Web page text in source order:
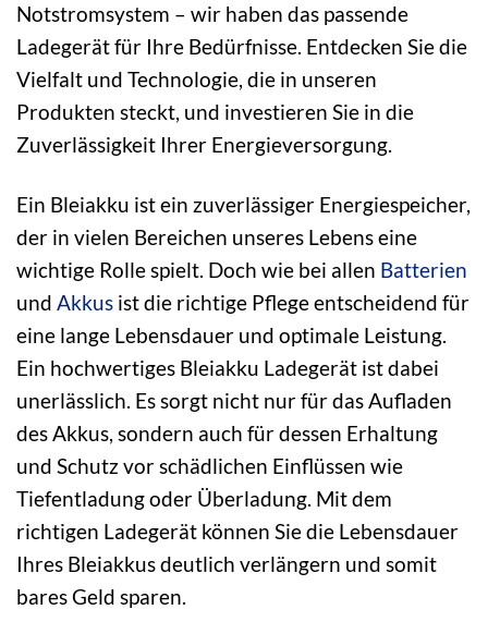
Notstromsystem – wir haben das passende
Ladegerät für Ihre Bedürfnisse. Entdecken Sie die
Vielfalt und Technologie, die in unseren
Produkten steckt, und investieren Sie in die
Zuverlässigkeit Ihrer Energieversorgung.
Ein Bleiakku ist ein zuverlässiger Energiespeicher,
der in vielen Bereichen unseres Lebens eine
wichtige Rolle spielt. Doch wie bei allen Batterien
und Akkus ist die richtige Pflege entscheidend für
eine lange Lebensdauer und optimale Leistung.
Ein hochwertiges Bleiakku Ladegerät ist dabei
unerlässlich. Es sorgt nicht nur für das Aufladen
des Akkus, sondern auch für dessen Erhaltung
und Schutz vor schädlichen Einflüssen wie
Tiefentladung oder Überladung. Mit dem
richtigen Ladegerät können Sie die Lebensdauer
Ihres Bleiakkus deutlich verlängern und somit
bares Geld sparen.